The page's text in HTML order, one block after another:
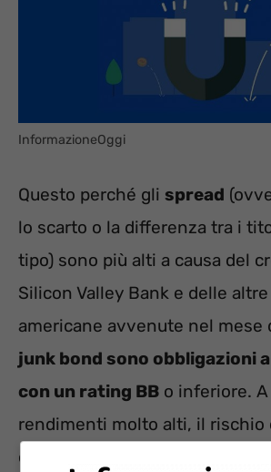
InformazioneOggi
Questo perché gli spread
lo scarto o la differenza tra i
tipo) sono più alti a causa del
Silicon Valley Bank e delle
americane avvenute nel mese
junk bond sono obbligazioni
con un rating BB o inferiore.
rendimenti molto alti, il rischio
capitale è maggiore; questo